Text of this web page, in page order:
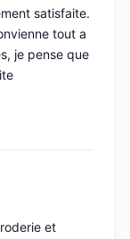
satisfaite.
tout a
je pense que
et